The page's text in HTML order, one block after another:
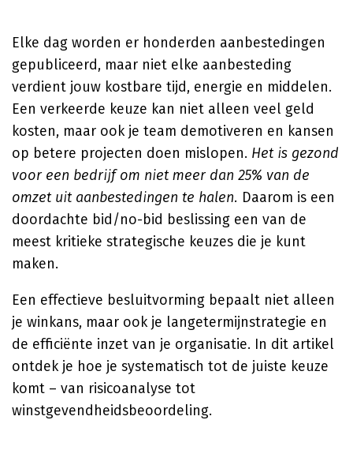
Elke dag worden er honderden aanbestedingen
gepubliceerd, maar niet elke aanbesteding
verdient jouw kostbare tijd, energie en middelen.
Een verkeerde keuze kan niet alleen veel geld
kosten, maar ook je team demotiveren en kansen
op betere projecten doen mislopen. Het is gezond
voor een bedrijf om niet meer dan 25% van de
omzet uit aanbestedingen te halen. Daarom is een
doordachte bid/no-bid beslissing een van de
meest kritieke strategische keuzes die je kunt
maken.
Een effectieve besluitvorming bepaalt niet alleen
je winkans, maar ook je langetermijnstrategie en
de efficiënte inzet van je organisatie. In dit artikel
ontdek je hoe je systematisch tot de juiste keuze
komt – van risicoanalyse tot
winstgevendheidsbeoordeling.